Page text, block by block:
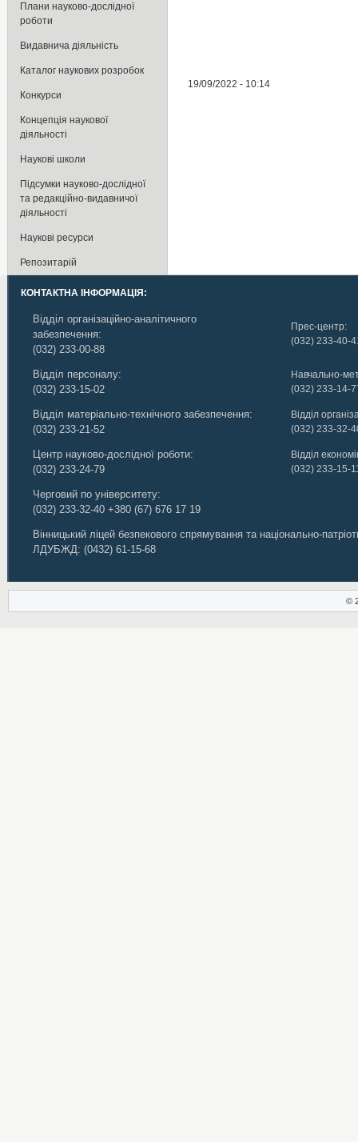
19/09/2022 - 10:14
Плани науково-дослідної
роботи
Видавнича діяльність
Каталог наукових розробок
Конкурси
Концепція наукової
діяльності
Наукові школи
Підсумки науково-дослідної
та редакційно-видавничої
діяльності
Наукові ресурси
Репозитарій
КОНТАКТНА ІНФОРМАЦІЯ:
Відділ організаційно-аналітичного
забезпечення:
(032) 233-00-88
Прес-центр:
(032) 233-40-
Відділ персоналу:
(032) 233-15-02
Навчально-
(032) 233-14-
Відділ матеріально-технічного забезпечення:
(032) 233-21-52
Відділ
(032) 233-32-
Центр науково-дослідної роботи:
(032) 233-24-79
Відділ
(032) 233-15-
Черговий по університету:
(032) 233-32-40 +380 (67) 676 17 19
Вінницький ліцей безпекового спрямування та національно-
ЛДУБЖД: (0432) 61-15-68
©